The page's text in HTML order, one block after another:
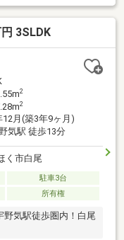
3SLDK
2
2
12月(築3年9ヶ月)
気駅 徒歩13分
く市白尾
駐車3台
所有権
野気駅徒歩圏内！白尾